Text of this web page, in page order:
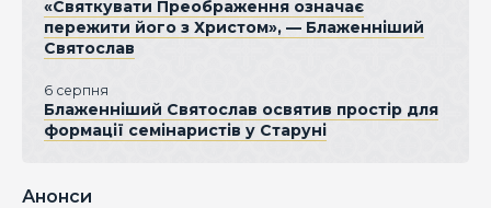
«Святкувати Преображення означає
пережити його з Христом», — Блаженніший
Святослав
6 серпня
Блаженніший Святослав освятив простір для
формації семінаристів у Старуні
Анонси